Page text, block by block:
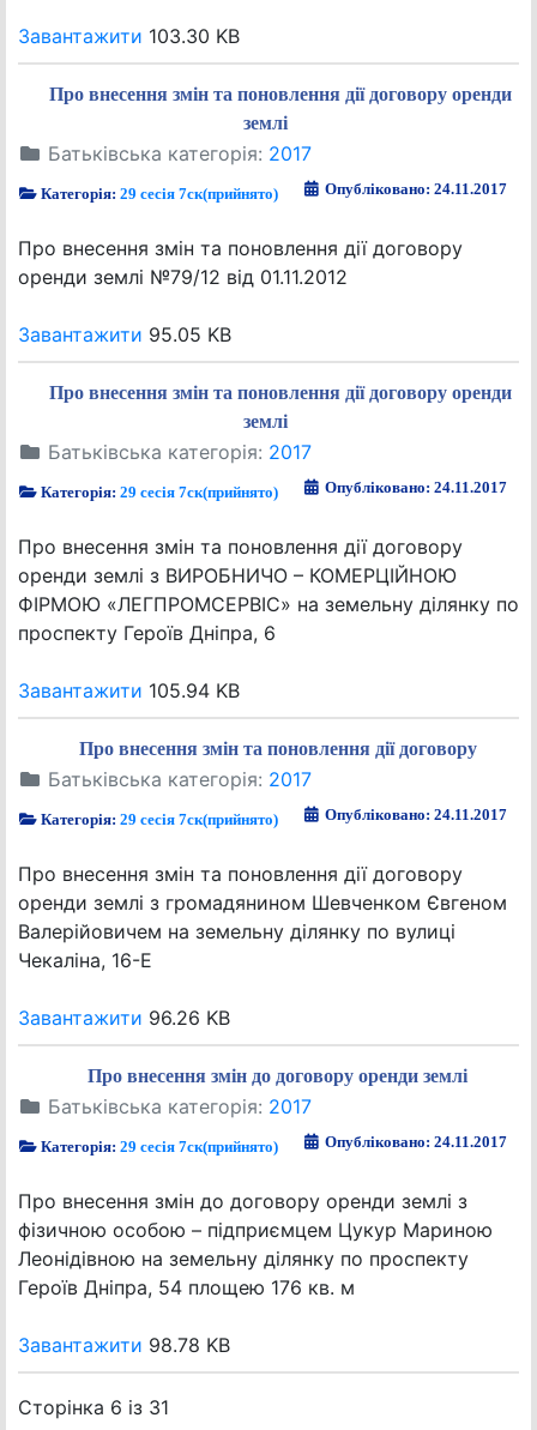
Завантажити 103.30 KB
Про внесення змін та поновлення дії договору оренди
землі
Батьківська категорія: 2017
Категорія:29 сесія 7ск(прийнято) Опубліковано: 24.11.2017
Про внесення змін та поновлення дії договору
оренди землі №79/12 від 01.11.2012
Завантажити 95.05 KB
Про внесення змін та поновлення дії договору оренди
землі
Батьківська категорія: 2017
Категорія:29 сесія 7ск(прийнято) Опубліковано: 24.11.2017
Про внесення змін та поновлення дії договору
оренди землі з ВИРОБНИЧО – КОМЕРЦІЙНОЮ
ФІРМОЮ «ЛЕГПРОМСЕРВІС» на земельну ділянку по
проспекту Героїв Дніпра, 6
Завантажити 105.94 KB
Про внесення змін та поновлення дії договору
Батьківська категорія: 2017
Категорія:29 сесія 7ск(прийнято) Опубліковано: 24.11.2017
Про внесення змін та поновлення дії договору
оренди землі з громадянином Шевченком Євгеном
Валерійовичем на земельну ділянку по вулиці
Чекаліна, 16-Е
Завантажити 96.26 KB
Про внесення змін до договору оренди землі
Батьківська категорія: 2017
Категорія:29 сесія 7ск(прийнято) Опубліковано: 24.11.2017
Про внесення змін до договору оренди землі з
фізичною особою – підприємцем Цукур Мариною
Леонідівною на земельну ділянку по проспекту
Героїв Дніпра, 54 площею 176 кв. м
Завантажити 98.78 KB
Сторінка 6 із 31